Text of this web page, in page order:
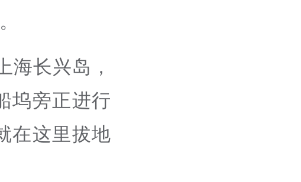
海长兴岛，
坞旁正进行
在这里拔地